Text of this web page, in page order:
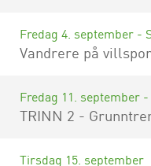
Fredag 4. september -
Vandrere på villspor
Fredag 11. september
TRINN 2 -
Tirsdag 15. september